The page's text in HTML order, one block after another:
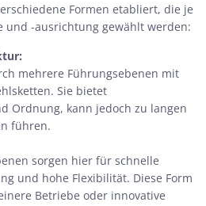
Formen etabliert, die je
und -ausrichtung gewählt werden:
mehrere Führungsebenen mit
Sie bietet
Ordnung, kann jedoch zu langen
führen.
sorgen hier für schnelle
und hohe Flexibilität. Diese Form
Betriebe oder innovative